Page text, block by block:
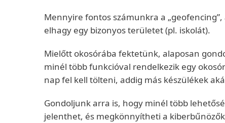
Mennyire fontos számunkra a
elhagy egy bizonyos területet (pl. iskolát).
Mielőtt okosórába fektetünk, alaposan
minél több funkcióval rendelkezik egy
nap fel kell tölteni, addig más készülékek
Gondoljunk arra is, hogy minél több
jelenthet, és megkönnyítheti a